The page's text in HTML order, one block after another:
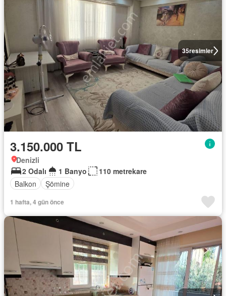
35resimler
3.150.000 TL
Denizli
2 Odalı
1 Banyo
110 metrekare
Balkon
Şömine
1 hafta, 4 gün önce